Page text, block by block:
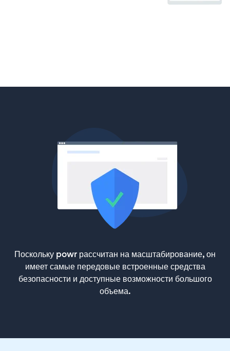
Поскольку powr рассчитан на масштабирование, он
имеет самые передовые встроенные средства
безопасности и доступные возможности большого
объема.